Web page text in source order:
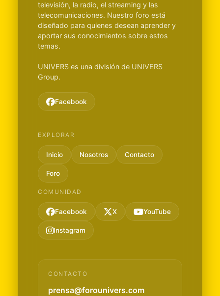
televisión, la radio, el streaming y las
telecomunicaciones. Nuestro foro está
diseñado para quienes desean aprender y
aportar sus conocimientos sobre estos
temas.
UNIVERS es una división de UNIVERS
Group.
Facebook
EXPLORAR
Inicio Nosotros Contacto
Foro
COMUNIDAD
Facebook X YouTube
Instagram
CONTACTO
prensa@forounivers.com